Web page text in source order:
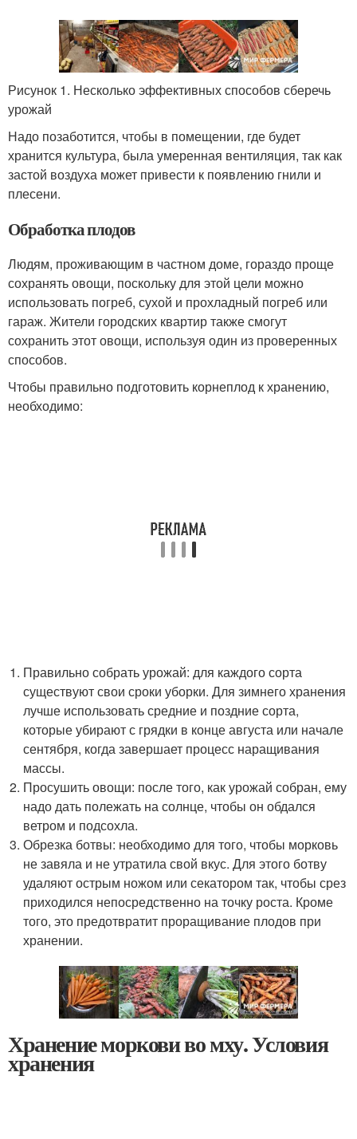
Рисунок 1. Несколько эффективных способов сберечь
урожай
Надо позаботится, чтобы в помещении, где будет
хранится культура, была умеренная вентиляция, так как
застой воздуха может привести к появлению гнили и
плесени.
Обработка плодов
Людям, проживающим в частном доме, гораздо проще
сохранять овощи, поскольку для этой цели можно
использовать погреб, сухой и прохладный погреб или
гараж. Жители городских квартир также смогут
сохранить этот овощи, используя один из проверенных
способов.
Чтобы правильно подготовить корнеплод к хранению,
необходимо:
Правильно собрать урожай: для каждого сорта
существуют свои сроки уборки. Для зимнего хранения
лучше использовать средние и поздние сорта,
которые убирают с грядки в конце августа или начале
сентября, когда завершает процесс наращивания
массы.
Просушить овощи: после того, как урожай собран, ему
надо дать полежать на солнце, чтобы он обдался
ветром и подсохла.
Обрезка ботвы: необходимо для того, чтобы морковь
не завяла и не утратила свой вкус. Для этого ботву
удаляют острым ножом или секатором так, чтобы срез
приходился непосредственно на точку роста. Кроме
того, это предотвратит проращивание плодов при
хранении.
Хранение моркови во мху. Условия
хранения